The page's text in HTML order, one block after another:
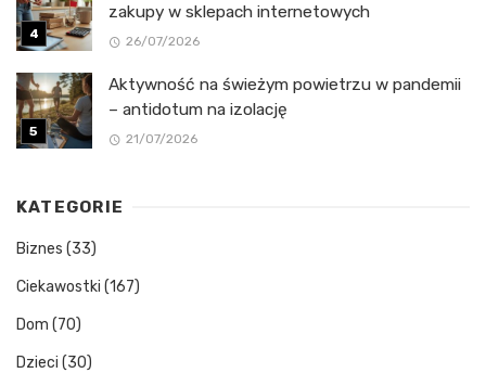
zakupy w sklepach internetowych
26/07/2026
Aktywność na świeżym powietrzu w pandemii
– antidotum na izolację
21/07/2026
KATEGORIE
Biznes (33)
Ciekawostki (167)
Dom (70)
Dzieci (30)